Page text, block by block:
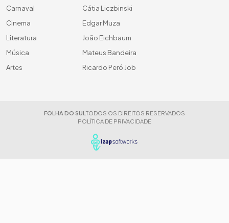
Carnaval
Cinema
Literatura
Música
Artes
Cátia Liczbinski
Edgar Muza
João Eichbaum
Mateus Bandeira
Ricardo Peró Job
FOLHA DO SUL TODOS OS DIREITOS RESERVADOS
POLÍTICA DE PRIVACIDADE